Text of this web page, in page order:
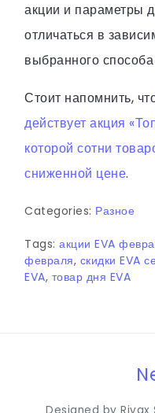
акции и параметры
отличаться в
выбранного
Стоит напомнить,
действует акция
которой сотни
сниженной цене.
Categories: Разное
Tags: акции EVA
февраля, скидки EVA
EVA, товар дня EVA